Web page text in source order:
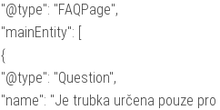
"@type": "FAQPage",
"mainEntity": [
{
"@type": "Question",
"name": "Je trubka určena pouze pro